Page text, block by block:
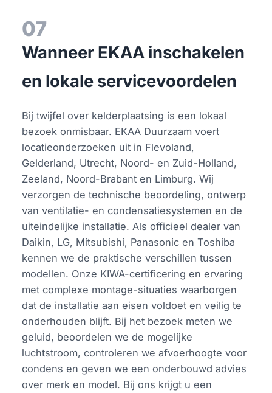
07
Wanneer EKAA inschakelen
en lokale servicevoordelen
Bij twijfel over kelderplaatsing is een lokaal
bezoek onmisbaar. EKAA Duurzaam voert
locatieonderzoeken uit in Flevoland,
Gelderland, Utrecht, Noord- en Zuid-Holland,
Zeeland, Noord-Brabant en Limburg. Wij
verzorgen de technische beoordeling, ontwerp
van ventilatie- en condensatiesystemen en de
uiteindelijke installatie. Als officieel dealer van
Daikin, LG, Mitsubishi, Panasonic en Toshiba
kennen we de praktische verschillen tussen
modellen. Onze KIWA-certificering en ervaring
met complexe montage-situaties waarborgen
dat de installatie aan eisen voldoet en veilig te
onderhouden blijft. Bij het bezoek meten we
geluid, beoordelen we de mogelijke
luchtstroom, controleren we afvoerhoogte voor
condens en geven we een onderbouwd advies
over merk en model. Bij ons krijgt u een